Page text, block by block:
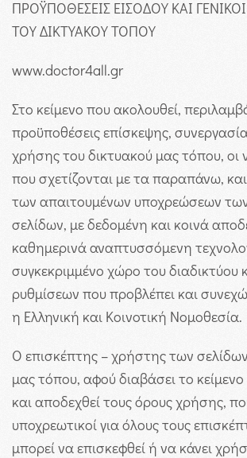
ΠΡΟΫΠΟΘΕΣΕΙΣ ΕΙΣΟΔΟΥ ΚΑΙ
ΤΟΥ ΔΙΚΤΥΑΚΟΥ ΤΟΠΟΥ
www.doctor4all.gr
Στο κείμενο που ακολουθεί,
προϋποθέσεις επίσκεψης,
χρήσης του δικτυακού μας τόπου, οι
που σχετίζονται με τα παραπάνω,
των απαιτουμένων υποχρεώσεων
σελίδων, με δεδομένη και κοινά
καθημερινά αναπτυσσόμενη
συγκεκριμμένο χώρο του διαδικτύου
ρυθμίσεων που προβλέπει και
η Ελληνική και Κοινοτική Νομοθεσία.
Ο επισκέπτης – χρήστης των
μας τόπου, αφού διαβάσει το
και αποδεχθεί τους όρους χρήσης,
υποχρεωτικοί για όλους τους
μπορεί να επισκεφθεί ή να κάνει